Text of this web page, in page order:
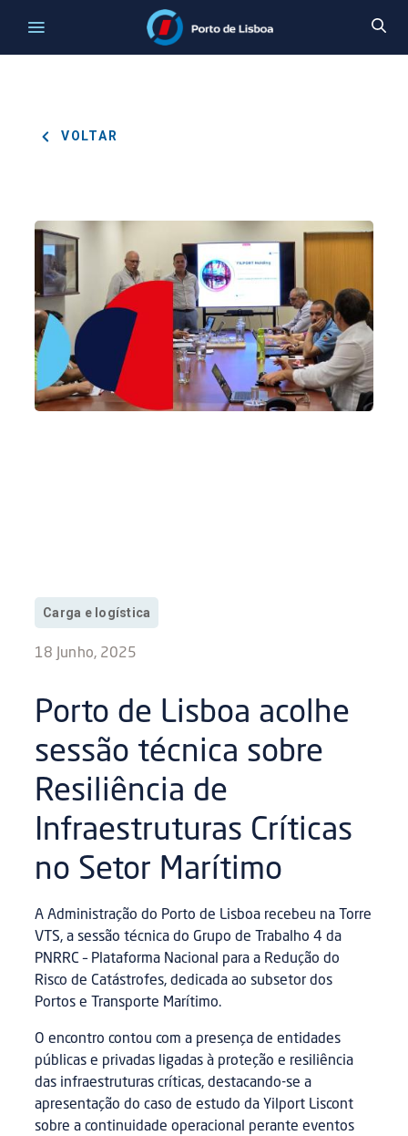
VOLTAR
Carga e logística
18 Junho, 2025
Porto de Lisboa acolhe
sessão técnica sobre
Resiliência de
Infraestruturas Críticas
no Setor Marítimo
A Administração do Porto de Lisboa recebeu na Torre
VTS, a sessão técnica do Grupo de Trabalho 4 da
PNRRC – Plataforma Nacional para a Redução do
Risco de Catástrofes, dedicada ao subsetor dos
Portos e Transporte Marítimo.
O encontro contou com a presença de entidades
públicas e privadas ligadas à proteção e resiliência
das infraestruturas críticas, destacando-se a
apresentação do caso de estudo da Yilport Liscont
sobre a continuidade operacional perante eventos